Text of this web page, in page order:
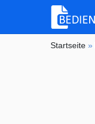
Startseite »